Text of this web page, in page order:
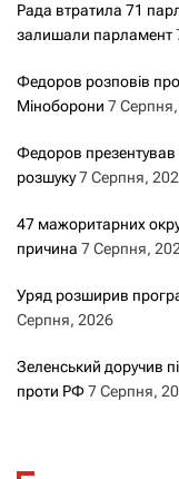
Рада втратила 71
залишали парламент
Федоров розповів
Міноборони 7
Федоров презентував
розшуку7 Серпня,
47 мажоритарних
причина 7 Серпня,
Уряд розширив
Серпня, 2026
Зеленський доручив
проти РФ7 Серпня,